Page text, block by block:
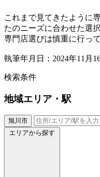
これまで見てきたように
たのニーズに合わせた選
専門店選びは慎重に行っ
執筆年月日：2024年11月
検索条件
地域エリア・駅
旭川市
エリアから探す